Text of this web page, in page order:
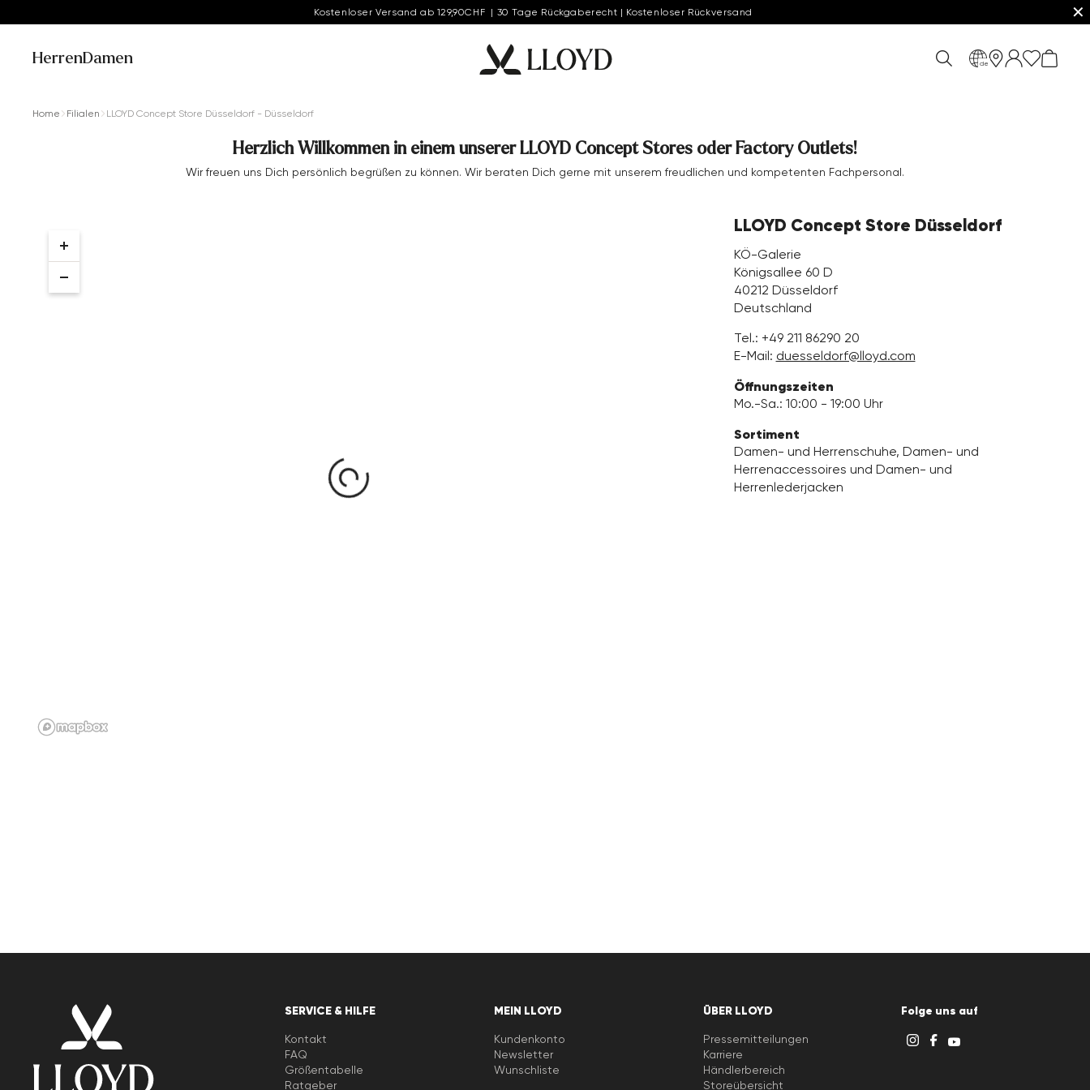
Kostenloser Versand ab 129,90CHF | 30 Tage Rückgaberecht | Kostenloser Rückversand ✕
HerrenDamen de
Home Filialen LLOYD Concept Store Düsseldorf - Düsseldorf
Herzlich Willkommen in einem unserer LLOYD Concept Stores oder Factory Outlets!
Wir freuen uns Dich persönlich begrüßen zu können. Wir beraten Dich gerne mit unserem freudlichen und kompetenten Fachpersonal.
LLOYD Concept Store Düsseldorf
KÖ-Galerie
Königsallee 60 D
40212 Düsseldorf
Deutschland
Tel.: +49 211 86290 20
E-Mail: duesseldorf@lloyd.com
Öffnungszeiten
Mo.-Sa.: 10:00 - 19:00 Uhr
Sortiment
Damen- und Herrenschuhe, Damen- und
Herrenaccessoires und Damen- und
Herrenlederjacken
SERVICE & HILFE
Kontakt
FAQ
Größentabelle
Ratgeber
MEIN LLOYD
Kundenkonto
Newsletter
Wunschliste
ÜBER LLOYD
Pressemitteilungen
Karriere
Händlerbereich
Storeübersicht
Folge uns auf